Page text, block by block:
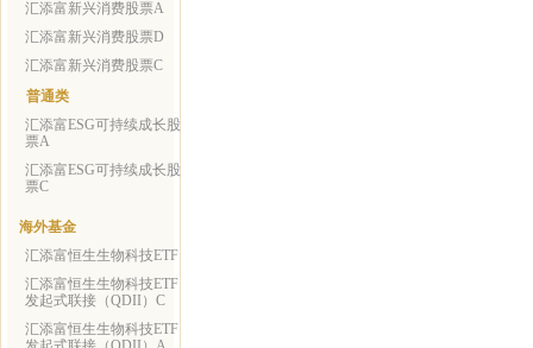
汇添富新兴消费股票A
汇添富新兴消费股票D
汇添富新兴消费股票C
普通类
汇添富ESG可持续成长股
票A
汇添富ESG可持续成长股
票C
海外基金
汇添富恒生生物科技ETF
汇添富恒生生物科技ETF
发起式联接（QDII）C
汇添富恒生生物科技ETF